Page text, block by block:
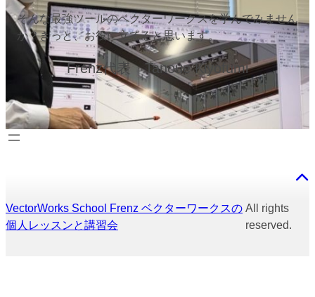
そんな最強ツールのベクターワークスを学んでみません
か？きっと、お役に立てると思います。
Frenz代表 Tanoue Kiyofumi
VectorWorks School Frenz ベクターワークスの
個人レッスンと講習会
All rights
reserved.